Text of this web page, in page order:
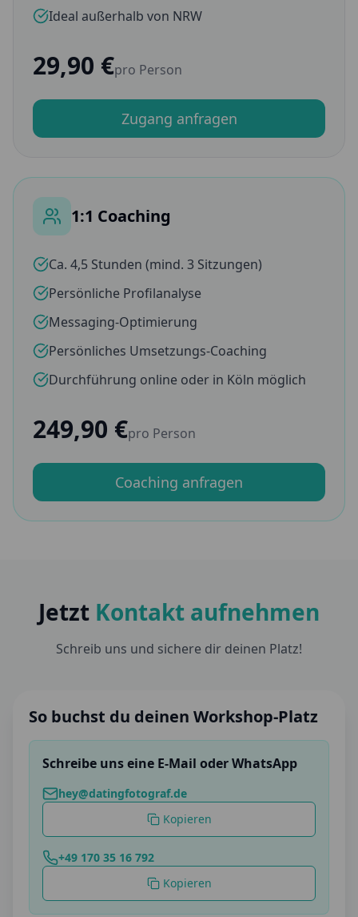
Ideal außerhalb von NRW
29,90 €pro Person
Zugang anfragen
1:1 Coaching
Ca. 4,5 Stunden (mind. 3 Sitzungen)
Persönliche Profilanalyse
Messaging-Optimierung
Persönliches Umsetzungs-Coaching
Durchführung online oder in Köln möglich
249,90 €pro Person
Coaching anfragen
Jetzt Kontakt aufnehmen
Schreib uns und sichere dir deinen Platz!
So buchst du deinen Workshop-Platz
Schreibe uns eine E-Mail oder WhatsApp
hey@datingfotograf.de
Kopieren
+49 170 35 16 792
Kopieren